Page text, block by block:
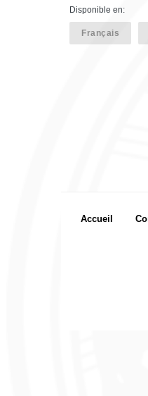
Disponible en:
Français
Accueil